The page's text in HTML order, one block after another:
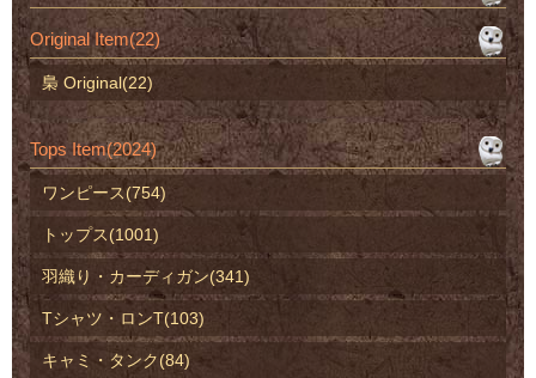
Original Item(22)
梟 Original(22)
Tops Item(2024)
ワンピース(754)
トップス(1001)
羽織り・カーディガン(341)
Tシャツ・ロンT(103)
キャミ・タンク(84)